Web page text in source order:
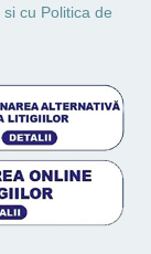
si cu Politica de